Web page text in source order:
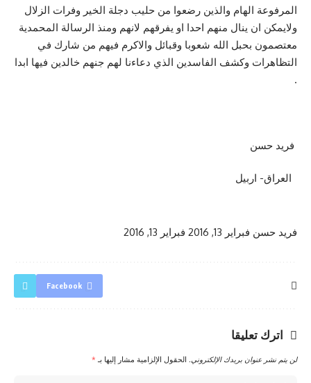
المرفوعة الهام والذين رضعوا من حليب دجلة الخير وفرات الزلال
ولايمكن ان ينال منهم احدا او يفرقهم لانهم ومنذ الرسالة المحمدية
معتصمون بحبل الله شعوبا وقبائل والاكرم فيهم من شارك في
التظاهرات وكشف الفاسدين الذي دعاءنا لهم جنهم خالدين فيها ابدا
.
فريد حسن
العراق- اربيل
فريد حسن فبراير 13, 2016 فبراير 13, 2016
Facebook
اترك تعليقا
لن يتم نشر عنوان بريدك الإلكتروني. الحقول الإلزامية مشار إليها بـ *